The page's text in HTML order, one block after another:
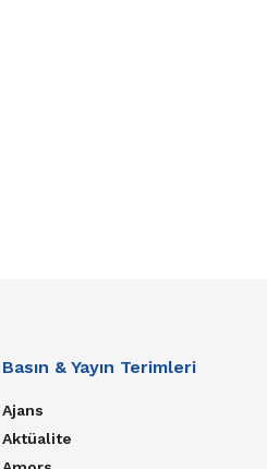
Basın & Yayın Terimleri
Ajans
Aktüalite